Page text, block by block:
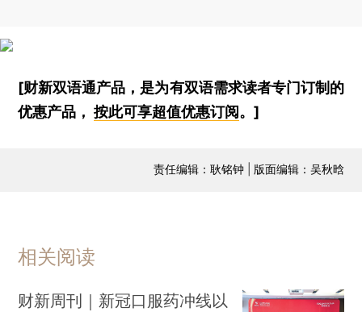
[财新双语通产品，是为有双语需求读者专门订制的
优惠产品，按此可享超值优惠订阅。]
责任编辑：耿铭钟 | 版面编辑：吴秋晗
相关阅读
财新周刊｜新冠口服药冲线以